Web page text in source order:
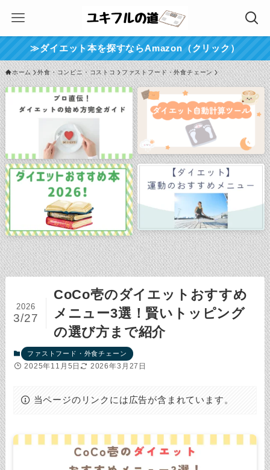
≫ダイエット本を探すならAmazon（クリック）
ホーム 外食・コンビニ・コストコ ファストフード・外食チェーン
CoCo壱のダイエットおすすめ
メニュー3選！賢いトッピング
の選び方まで紹介
2026
3/27
ファストフード・外食チェーン
2025年11月5日 2026年3月27日
当ページのリンクには広告が含まれています。